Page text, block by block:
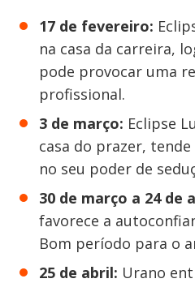
17 de fevereiro:
na casa da carreira,
pode provocar uma
profissional.
3 de março: Eclipse
casa do prazer,
no seu poder de
30 de março a 24 de
favorece a
Bom período para o
25 de abril: Urano